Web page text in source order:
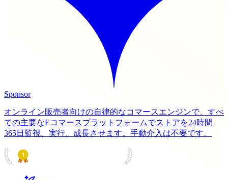
Sponsor
オンライン販売者向けの自律的なコマースエンジンで、すべ
ての主要なEコマースプラットフォームでストアを24時間
365日監視、実行、成長させます。手動介入は不要です。